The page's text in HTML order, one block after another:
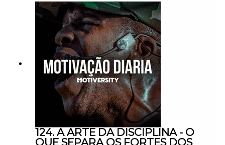
Tom Brady
https://www.instagram.com/tombrady/
Morgan Housel
https://x.com/morganhousel?lang=en
Michael Jordan
124. A ARTE DA DISCIPLINA - O
QUE SEPARA OS FORTES DOS